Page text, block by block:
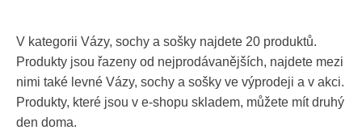
V kategorii Vázy, sochy a sošky najdete 20 produktů.
Produkty jsou řazeny od nejprodávanějších, najdete mezi
nimi také levné Vázy, sochy a sošky ve výprodeji a v akci.
Produkty, které jsou v e-shopu skladem, můžete mít druhý
den doma.